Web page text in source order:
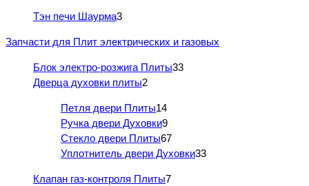
Тэн печи Шаурма3
Запчасти для Плит электрических и газовых
Блок электро-розжига Плиты33
Дверца духовки плиты2
Петля двери Плиты14
Ручка двери Духовки9
Стекло двери Плиты67
Уплотнитель двери Духовки33
Клапан газ-контроля Плиты7